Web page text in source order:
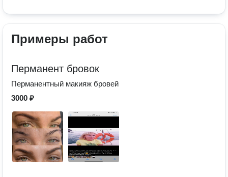
Примеры работ
Перманент бровок
Перманентный макияж бровей
3000 ₽